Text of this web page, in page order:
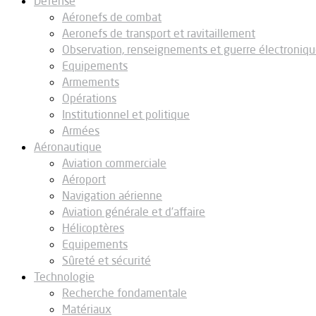
Aéronefs de combat
Aeronefs de transport et ravitaillement
Observation, renseignements et guerre
Equipements
Armements
Opérations
Institutionnel et politique
Armées
Aéronautique
Aviation commerciale
Aéroport
Navigation aérienne
Aviation générale et d’affaire
Hélicoptères
Equipements
Sûreté et sécurité
Technologie
Recherche fondamentale
Matériaux